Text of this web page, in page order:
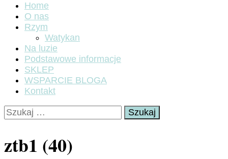
Home
O nas
Rzym
Watykan
Na luzie
Podstawowe informacje
SKLEP
WSPARCIE BLOGA
Kontakt
Szukaj:
ztb1 (40)